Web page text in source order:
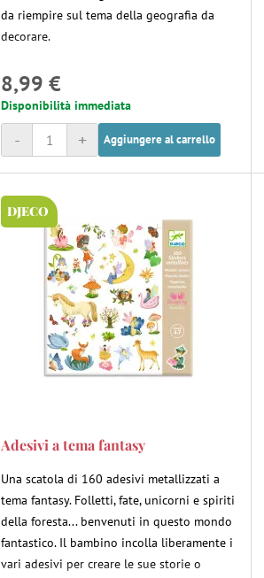
da riempire sul tema della geografia da
decorare.
8,99 €
Disponibilità immediata
+
- Aggiungere al carrello
DJECO
Adesivi a tema fantasy
Una scatola di 160 adesivi metallizzati a
tema fantasy. Folletti, fate, unicorni e spiriti
della foresta... benvenuti in questo mondo
fantastico. Il bambino incolla liberamente i
vari adesivi per creare le sue storie o